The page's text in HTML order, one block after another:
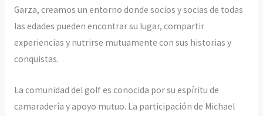
Garza, creamos un entorno donde socios y socias de todas
las edades pueden encontrar su lugar, compartir
experiencias y nutrirse mutuamente con sus historias y
conquistas.
La comunidad del golf es conocida por su espíritu de
camaradería y apoyo mutuo. La participación de Michael